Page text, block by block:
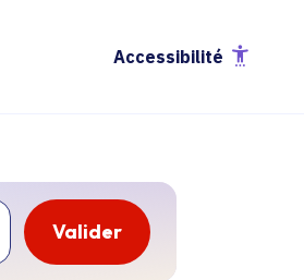
Accessibilité